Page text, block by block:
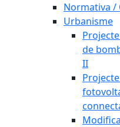
Normativa /
Urbanisme
de
II